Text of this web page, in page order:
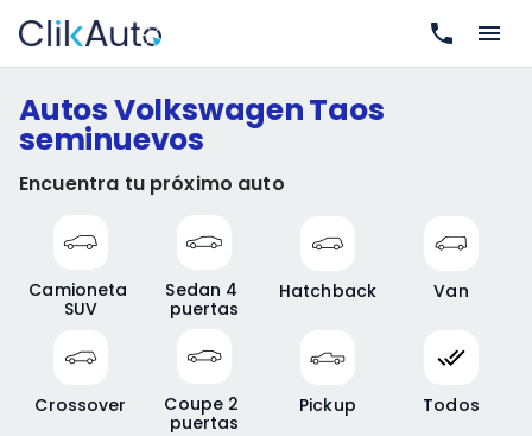
Autos Volkswagen Taos
seminuevos
Encuentra tu próximo auto
Camioneta
SUV
Sedan 4
puertas
Hatchback Van
Crossover
Coupe 2
puertas
Pickup Todos